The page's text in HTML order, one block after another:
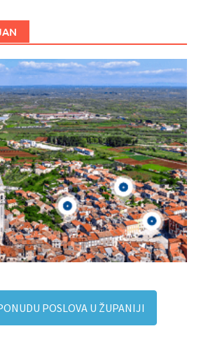
POSLOVA U ŽUPANIJI